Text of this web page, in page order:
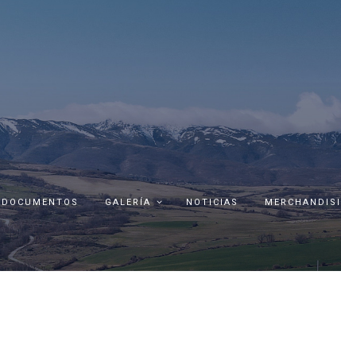
DOCUMENTOS GALERÍA NOTICIAS